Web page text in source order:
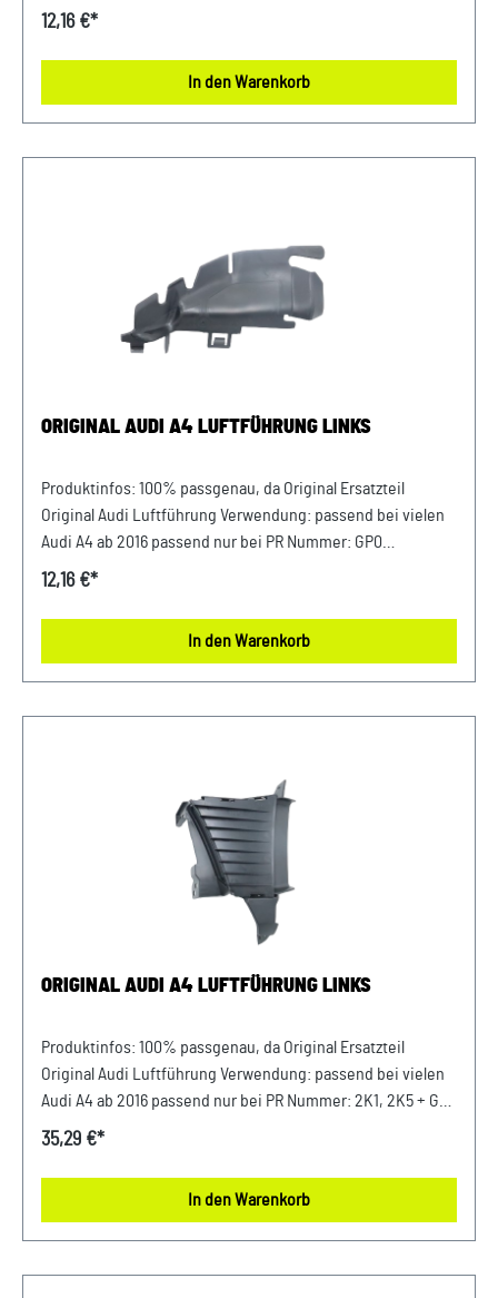
Luftführung Beifahrerseite Kühlerlüfter (Rechts) Passende
Fehlkäufe zu vermeiden, bieten wir Ihnen die Möglichkeit,
uns vor Ihrer Bestellung oder in der Kaufabwicklung die 17-
12,16 €*
In den Warenkorb
ORIGINAL AUDI A4 LUFTFÜHRUNG LINKS
Produktinfos: 100% passgenau, da Original Ersatzteil
Original Audi Luftführung Verwendung: passend bei vielen
Audi A4 ab 2016 passend nur bei PR Nummer: GP0
Luftführung Beifahrerseite Kühlerlüfter (Links) Passende
Fehlkäufe zu vermeiden, bieten wir Ihnen die Möglichkeit,
uns vor Ihrer Bestellung oder in der Kaufabwicklung die 17-
12,16 €*
In den Warenkorb
ORIGINAL AUDI A4 LUFTFÜHRUNG LINKS
Produktinfos: 100% passgenau, da Original Ersatzteil
Original Audi Luftführung Verwendung: passend bei vielen
Audi A4 ab 2016 passend nur bei PR Nummer: 2K1, 2K5 + GP1
Luftführung Beifahrerseite Stossfänger (Links) Passende
Sie: Um Fehlkäufe zu vermeiden, bieten wir Ihnen die
Möglichkeit, uns vor Ihrer Bestellung oder in der
35,29 €*
In den Warenkorb